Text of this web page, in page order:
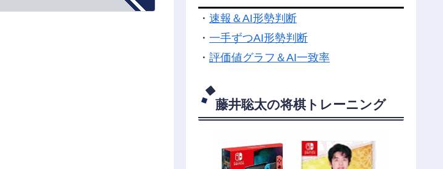
・ 速報＆AI形勢判断
・ 一手ずつAI形勢判断
・ 評価値グラフ＆AI一致率
藤井聡太の将棋トレーニング